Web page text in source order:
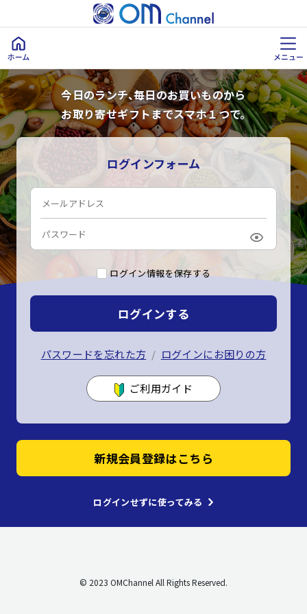
今日のランチ、毎日のお買いものから
お取り寄せギフトまでスマホ１つで。
ログインフォーム
ログイン情報を保存する
ログインする
パスワードを忘れた方 ログインにお困りの方
ご利用ガイド
新規会員登録はこちら
ログインせずに使ってみる
© 2023 OMChannel All Rights Reserved.